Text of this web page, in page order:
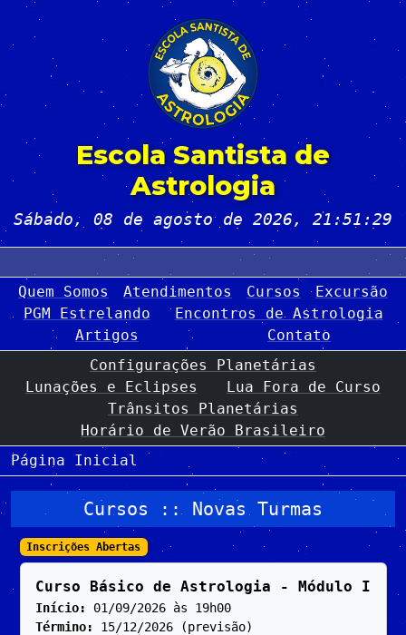
Escola Santista de
Astrologia
Sábado, 08 de agosto de 2026 , 21:51:29
Quem Somos Atendimentos Cursos
Excursão
PGM Estrelando
Encontros de Astrologia
Artigos
Contato
Configurações Planetárias
Lunações e Eclipses
Lua Fora de Curso
Trânsitos Planetárias
Horário de Verão Brasileiro
Página Inicial
Cursos :: Novas Turmas
Inscrições Abertas
Curso Básico de Astrologia - Módulo I
Início: 01/09/2026 às 19h00
Término: 15/12/2026 (previsão)